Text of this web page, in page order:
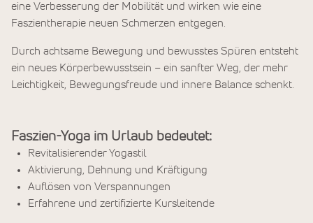
eine Verbesserung der Mobilität und wirken wie eine
Faszientherapie neuen Schmerzen entgegen.
Durch achtsame Bewegung und bewusstes Spüren entsteht
ein neues Körperbewusstsein – ein sanfter Weg, der mehr
Leichtigkeit, Bewegungsfreude und innere Balance schenkt.
Faszien-Yoga im Urlaub bedeutet:
Revitalisierender Yogastil
Aktivierung, Dehnung und Kräftigung
Auflösen von Verspannungen
Erfahrene und zertifizierte Kursleitende